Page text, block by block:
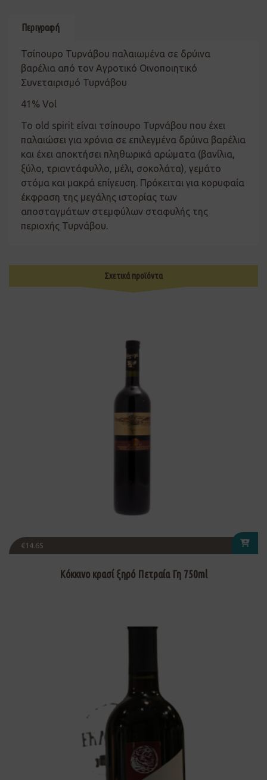
Περιγραφή
Τσίπουρο Τυρνάβου παλαιωμένα σε δρύινα
βαρέλια από τον Αγροτικό Οινοποιητικό
Συνεταιρισμό Τυρνάβου
41% Vol
To old spirit είναι τσίπουρο Τυρνάβου που έχει
παλαιώσει για χρόνια σε επιλεγμένα δρύινα βαρέλια
και έχει αποκτήσει πληθωρικά αρώματα (βανίλια,
ξύλο, τριαντάφυλλο, μέλι, σοκολάτα), γεμάτο
στόμα και μακρά επίγευση. Πρόκειται για κορυφαία
έκφραση της μεγάλης ιστορίας των
αποσταγμάτων στεμφύλων σταφυλής της
περιοχής Τυρνάβου.
Σχετικά προϊόντα
€14.65
Κόκκινο κρασί ξηρό Πετραία Γη 750ml